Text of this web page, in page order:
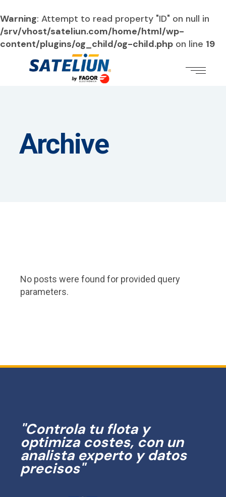
Warning: Attempt to read property "ID" on null in
/srv/vhost/sateliun.com/home/html/wp-
content/plugins/og_child/og-child.php on line 19
Archive
No posts were found for provided query
parameters.
"Controla tu flota y
optimiza costes, con un
analista experto y datos
precisos"